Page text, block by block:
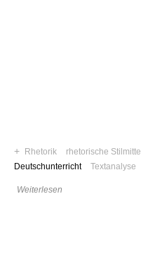
+ Rhetorik rhetorische Stilmittel
Deutschunterricht
Textanalyse
Weiterlesen